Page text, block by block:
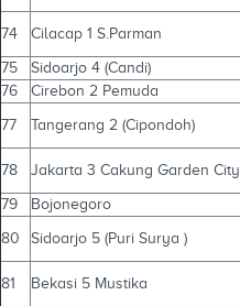
74 Cilacap 1 S.Parman
75
Sidoarjo 4 (Candi)
76
Cirebon 2 Pemuda
77 Tangerang 2 (Cipondoh)
78 Jakarta 3 Cakung Garden City
79
Bojonegoro
80 Sidoarjo 5 (Puri Surya )
81 Bekasi 5 Mustika